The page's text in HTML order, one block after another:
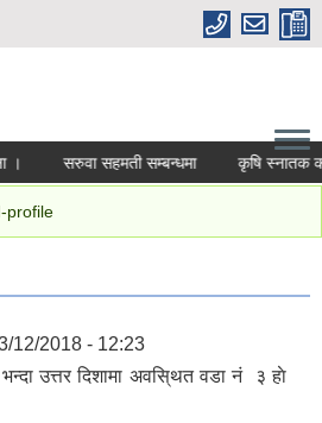
सरुवा सहमती सम्बन्धमा कृषि स्नातक
profile
३ सिना
12/2018 - 12:23
उत्तर दिशामा अवसि्थत वडा न‌ं‍ ३ हाे